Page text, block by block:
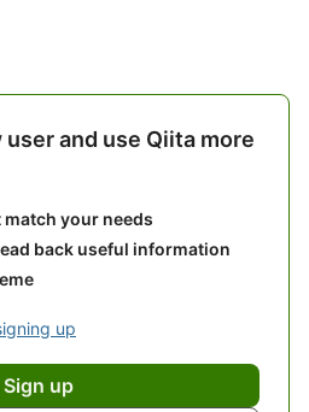
user and use Qiita more
your needs
back useful information
up
Sign up